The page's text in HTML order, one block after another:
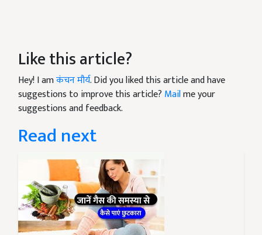
Like this article?
Hey! I amकंचन मौर्य. Did you liked this article and have
suggestions to improve this article? Mailme your
suggestions and feedback.
Read next